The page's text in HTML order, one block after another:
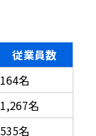
従業員数
164名
1,267名
535名